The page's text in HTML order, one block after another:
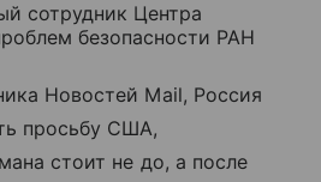
сотрудник Центра
безопасности РАН
Новостей Mail, Россия
просьбу США,
стоит не до, а после